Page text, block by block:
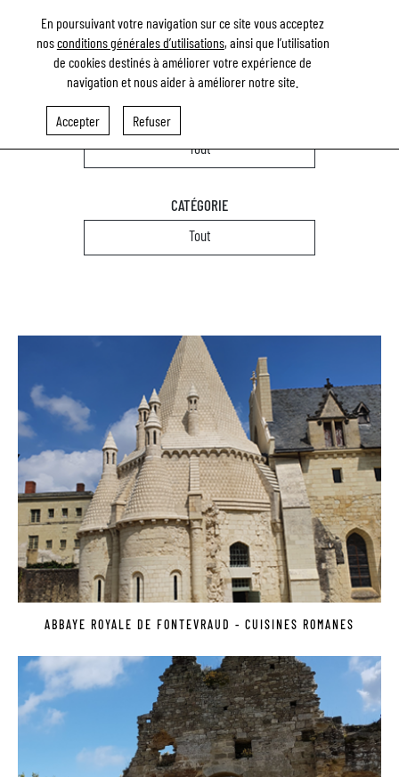
En poursuivant votre navigation sur ce site vous acceptez
nosconditions générales d’utilisations, ainsi que l’utilisation
de cookies destinés à améliorer votre expérience de
navigation et nous aider à améliorer notre site.
Accepter RefuserSAVOIR-FAIRE
Tout
CATÉGORIE
Tout
ABBAYE ROYALE DE FONTEVRAUD - CUISINES ROMANES